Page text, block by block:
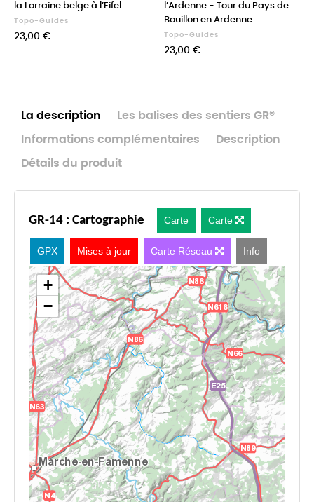
la Lorraine belge à l’Eifel
Topo-Guides
Prix
23,00 €
l’Ardenne - Tour du Pays de
Bouillon en Ardenne
Topo-Guides
Prix
23,00 €
La description Les balises des sentiers GR®
Informations complémentaires Description
Détails du produit